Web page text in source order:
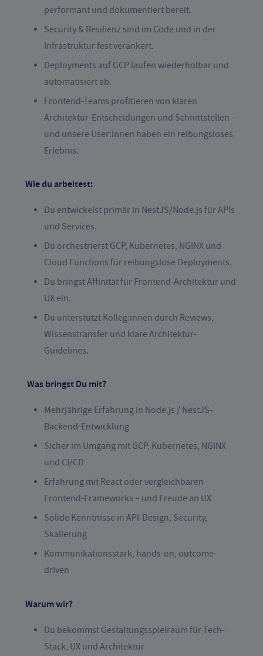
performant und dokumentiert bereit.
Security & Resilienz sind im Code und in der
Infrastruktur fest verankert.
Deployments auf GCP laufen wiederholbar und
automatisiert ab.
Frontend-Teams profitieren von klaren
Architektur-Entscheidungen und Schnittstellen –
und unsere User:innen haben ein reibungsloses
Erlebnis.
Wie du arbeitest:
Du entwickelst primär in NestJS/Node.js für APIs
und Services.
Du orchestrierst GCP, Kubernetes, NGINX und
Cloud Functions für reibungslose Deployments.
Du bringst Affinität für Frontend-Architektur und
UX ein.
Du unterstützt Kolleg:innen durch Reviews,
Wissenstransfer und klare Architektur-
Guidelines.
Was bringst Du mit?
Mehrjährige Erfahrung in Node.js / NestJS-
Backend-Entwicklung
Sicher im Umgang mit GCP, Kubernetes, NGINX
und CI/CD
Erfahrung mit React oder vergleichbaren
Frontend-Frameworks – und Freude an UX
Solide Kenntnisse in API-Design, Security,
Skalierung
Kommunikationsstark, hands-on, outcome-
driven
Warum wir?
Du bekommst Gestaltungsspielraum für Tech-
Stack, UX und Architektur